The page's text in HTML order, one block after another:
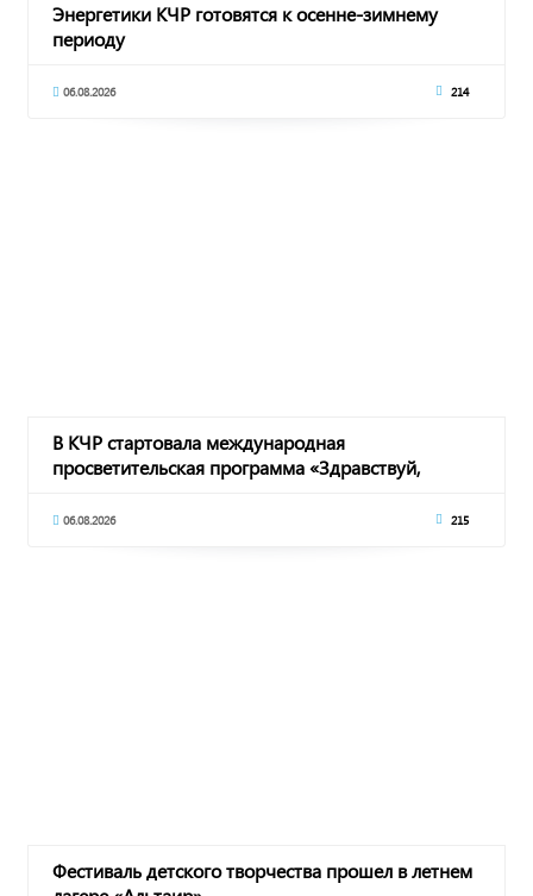
Энергетики КЧР готовятся к осенне-зимнему
периоду
06.08.2026 214
В КЧР стартовала международная
просветительская программа «Здравствуй,
06.08.2026 215
Фестиваль детского творчества прошел в летнем